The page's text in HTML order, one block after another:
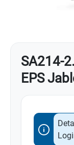
SA214-
EPS